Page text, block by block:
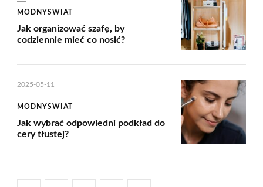
MODNYSWIAT
Jak organizować szafę, by
codziennie mieć co nosić?
2025-05-11
MODNYSWIAT
Jak wybrać odpowiedni podkład do
cery tłustej?